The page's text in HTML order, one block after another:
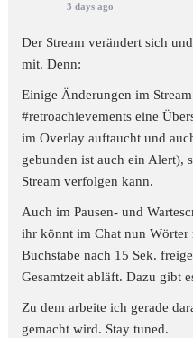
3 days ago
Der Stream verändert sich
mit. Denn:
Einige Änderungen im
#retroachievements eine
im Overlay auftaucht und
gebunden ist auch ein Alert),
Stream verfolgen kann.
Auch im Pausen- und
ihr könnt im Chat nun
Buchstabe nach 15 Sek.
Gesamtzeit abläft. Dazu gibt
Zu dem arbeite ich gerade
gemacht wird. Stay tuned.